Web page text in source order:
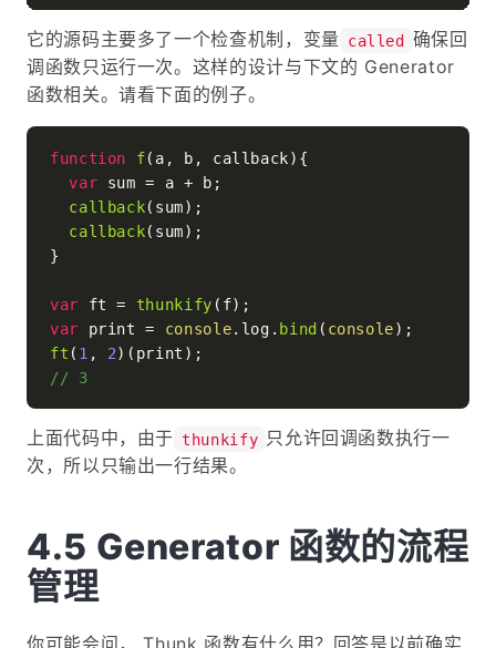
它的源码主要多了一个检查机制，变量 called 确保回
调函数只运行一次。这样的设计与下文的 Generator
函数相关。请看下面的例子。
function f( a, b, callback){
var sum = a + b;
callback(sum);
callback(sum);
}
var ft = thunkify
var print = console. log . bind ( console
ft ( 1 , 2
// 3
上面代码中，由于 thunkify 只允许回调函数执行一
次，所以只输出一行结果。
Generator 函数的流程
管理